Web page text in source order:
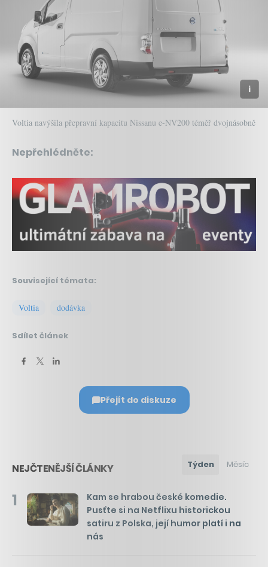
Voltia navýšila přepravní kapacitu Nissanu e-NV200 téměř dvojnásobně
Nepřehlédněte:
Související témata:
Voltia dodávka
Sdílet článek
Přejít do diskuze
NEJČTENĚJŠÍ ČLÁNKY Týden Měsíc
1
Kam se hrabou české komedie.
Pusťte si na Netflixu historickou
satiru z Polska, její humor platí i na
nás